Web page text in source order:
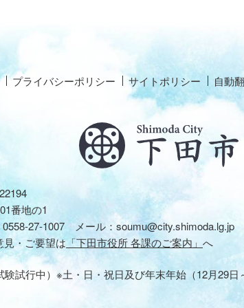
プライバシーポリシー サイトポリシー 自動
番地の1
0558-27-1007メール： soumu@city.shimoda.lg.jp
見・ご要望は「下田市役所 各課のご案内」 へ
試行中）※土・日・祝日及び年末年始（12月29日